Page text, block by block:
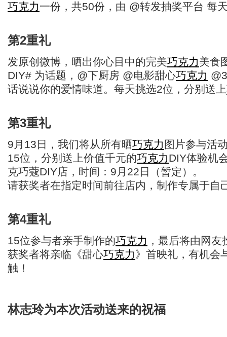
巧克力一份，共50份，由 @转发抽奖平台 每
第2重礼
发原创微博，晒出你心目中的完美巧克力美食
DIY# 为话题，@下厨房 @电影甜心巧克力
话说说你的爱情味道。每天挑选2位，分别送上
第3重礼
9月13日，我们将从所有晒巧克力 图片参与活
15位，分别送上价值千元的巧克力DIY体验机
克巧蔻DIY店，时间：9月22日（暂定）。
请获奖者在指定时间前往店内，制作专属于自
第4重礼
15位参与者亲手制作的巧克力 ，最后将由网
获奖者将亲临《甜心巧克力》首映礼，有机会
触！
林志玲为本次活动送来的祝福